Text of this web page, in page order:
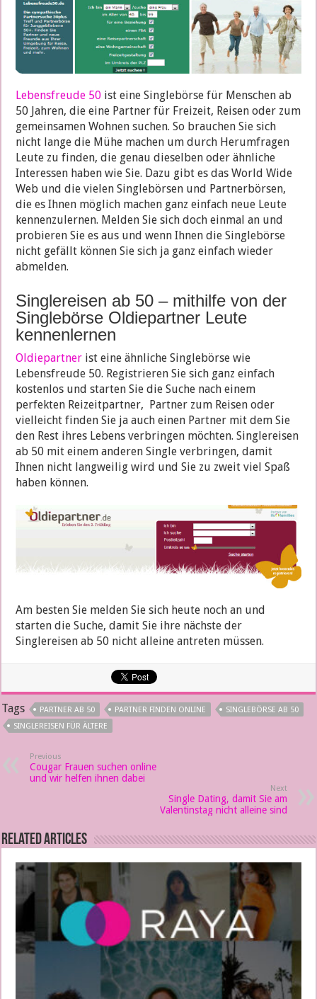
Lebensfreude 50 ist eine Singlebörse für Menschen ab
50 Jahren, die eine Partner für Freizeit, Reisen oder zum
gemeinsamen Wohnen suchen. So brauchen Sie sich
nicht lange die Mühe machen um durch Herumfragen
Leute zu finden, die genau dieselben oder ähnliche
Interessen haben wie Sie. Dazu gibt es das World Wide
Web und die vielen Singlebörsen und Partnerbörsen,
die es Ihnen möglich machen ganz einfach neue Leute
kennenzulernen. Melden Sie sich doch einmal an und
probieren Sie es aus und wenn Ihnen die Singlebörse
nicht gefällt können Sie sich ja ganz einfach wieder
abmelden.
Singlereisen ab 50 – mithilfe von der
Singlebörse Oldiepartner Leute
kennenlernen
Oldiepartner ist eine ähnliche Singlebörse wie
Lebensfreude 50. Registrieren Sie sich ganz einfach
kostenlos und starten Sie die Suche nach einem
perfekten Reizeitpartner, Partner zum Reisen oder
vielleicht finden Sie ja auch einen Partner mit dem Sie
den Rest ihres Lebens verbringen möchten. Singlereisen
ab 50 mit einem anderen Single verbringen, damit
Ihnen nicht langweilig wird und Sie zu zweit viel Spaß
haben können.
Am besten Sie melden Sie sich heute noch an und
starten die Suche, damit Sie ihre nächste der
Singlereisen ab 50 nicht alleine antreten müssen.
Tags PARTNER AB 50 PARTNER FINDEN ONLINE
SINGLEBÖRSE AB 50
SINGLEREISEN FÜR ÄLTERE
Previous
Cougar Frauen suchen online
und wir helfen ihnen dabei
Next
Single Dating, damit Sie am
Valentinstag nicht alleine sind
Related Articles